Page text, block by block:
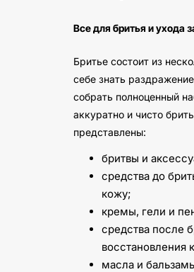
Все для бритья и ухода
Бритье состоит из
себе знать
собрать полноценный
аккуратно и чисто
представлены:
бритвы и
средства до
кожу;
кремы, гели и
средства после
восстановления
масла и